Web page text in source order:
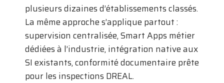
plusieurs dizaines d’établissements classés.
La même approche s’applique partout :
supervision centralisée, Smart Apps métier
dédiées à l’industrie, intégration native aux
SI existants, conformité documentaire prête
pour les inspections DREAL.